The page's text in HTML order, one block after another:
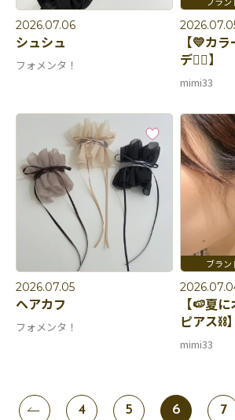
2026.07.06
シュシュ
フォメンタ！
【💛カ
デ👂🏻】
mimi33
2026.07.05
ヘアカフ
フォメンタ！
【🍉夏
ピアス⛓️】
mimi33
4 5 6 7